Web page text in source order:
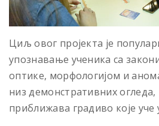
Циљ овог пројекта је
упознавање ученика са
оптике, морфологијом и
низ демонстративних
приближава градиво које уче